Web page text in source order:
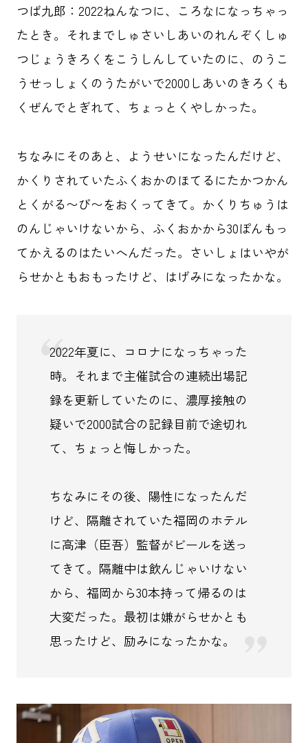
つば九郎：2022ねんなつに、ころなになっちゃっ
たとき。それまでしゅさいしあいのれんぞくしゅ
つじょうきろくをこうしんしていたのに、のうこ
うせっしょくのうたがいで2000しあいのきろくも
くぜんでとぎれて、ちょっとくやしかった。
ちなみにそのあと、ようせいになったんだけど、
かくりされていたふくおかのほてるにたかつかん
とくがる〜び〜をおくってきて。かくりちゅうは
のんじゃいけないから、ふくおかから30ぽんもっ
てかえるのはたいへんだった。さいしょはいやが
らせかともおもったけど、はげみになったかな。
2022年夏に、コロナになっちゃった
時。それまで主催試合の連続出場記
録を更新していたのに、濃厚接触の
疑いで2000試合の記録目前で途切れ
て、ちょっと悔しかった。
ちなみにその後、陽性になったんだ
けど、隔離されていた福岡のホテル
に高津（臣吾）監督がビールを送っ
てきて。隔離中は飲んじゃいけない
から、福岡から30本持って帰るのは
大変だった。最初は嫌がらせかとも
思ったけど、励みになったかな。